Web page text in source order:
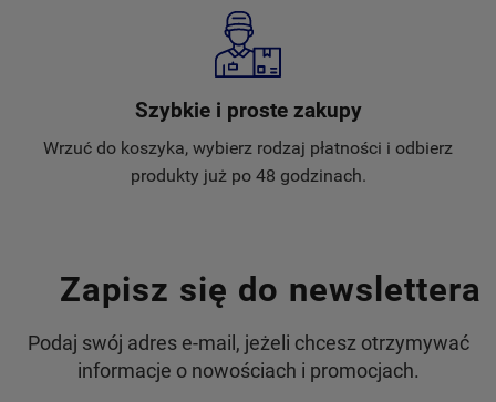
Szybkie i proste zakupy
Wrzuć do koszyka, wybierz rodzaj płatności i odbierz
produkty już po 48 godzinach.
Zapisz się do newslettera
Podaj swój adres e-mail, jeżeli chcesz otrzymywać
informacje o nowościach i promocjach.